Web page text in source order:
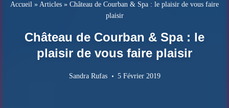
Accueil » Articles » Château de Courban & Spa : le plaisir de vous faire
plaisir
Château de Courban & Spa : le
plaisir de vous faire plaisir
Sandra Rufas 5 Février 2019